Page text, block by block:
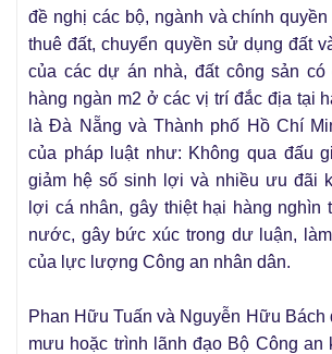
đề nghị các bộ, ngành và chính
thuê đất, chuyển quyền sử dụng đất
của các dự án nhà, đất công sản
hàng ngàn m2 ở các vị trí đắc địa tại
là Đà Nẵng và Thành phố Hồ Chí
của pháp luật như: Không qua đấu
giảm hệ số sinh lợi và nhiều ưu đãi
lợi cá nhân, gây thiệt hại hàng nghìn
nước, gây bức xúc trong dư luận,
của lực lượng Công an nhân dân.
Phan Hữu Tuấn và Nguyễn Hữu Bách
mưu hoặc trình lãnh đạo Bộ Công an